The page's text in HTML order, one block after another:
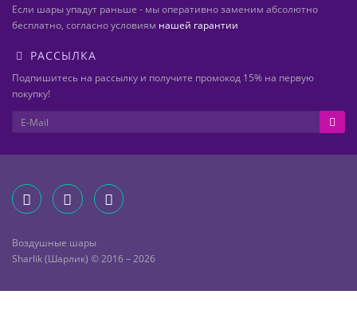
Если шары упадут раньше - мы оперативно заменим абсолютно
бесплатно, согласно условиям нашей гарантии
РАССЫЛКА
Подпишитесь на рассылку и получите промокод 15% на первую
покупку!
Воздушные шары
Sharlik (Шарлик) © 2016 – 2026